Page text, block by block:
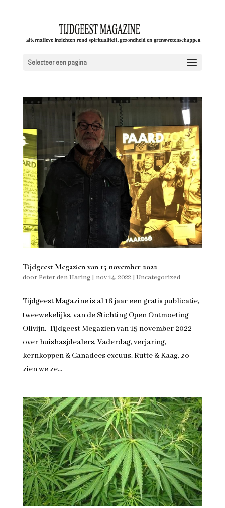
Selecteer een pagina
Tijdgeest Megazien van 15 november 2022
door Peter den Haring| nov 14, 2022 | Uncategorized
Tijdgeest Magazine is al 16 jaar een gratis publicatie,
tweewekelijks, van de Stichting Open Ontmoeting
Olivijn. Tijdgeest Megazien van 15 november 2022
over huishasjdealers, Vaderdag, verjaring,
kernkoppen & Canadees excuus. Rutte & Kaag, zo
zien we ze...